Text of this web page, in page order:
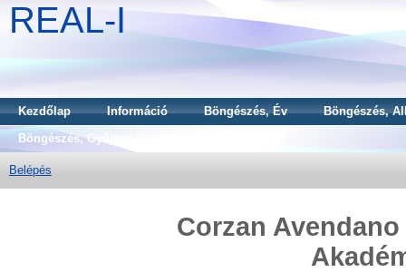
REAL-I
Kezdőlap Információ Böngészés, Év
Böngészés,
Böngészés, Gyűjtemény
Belépés
Corzan